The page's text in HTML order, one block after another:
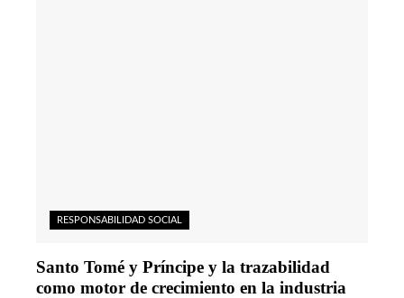
RESPONSABILIDAD SOCIAL
Santo Tomé y Príncipe y la trazabilidad
como motor de crecimiento en la industria